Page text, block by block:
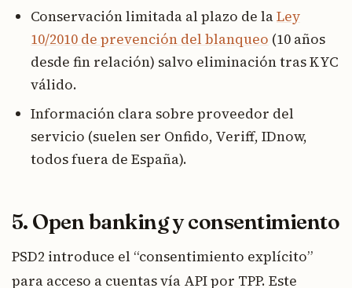
Conservación limitada al plazo de laLey
10/2010 de prevención del blanqueo (10 años
desde fin relación) salvo eliminación tras KYC
válido.
Información clara sobre proveedor del
servicio (suelen ser Onfido, Veriff, IDnow,
todos fuera de España).
5. Open banking y consentimiento
PSD2 introduce el “consentimiento explícito”
para acceso a cuentas vía API por TPP. Este